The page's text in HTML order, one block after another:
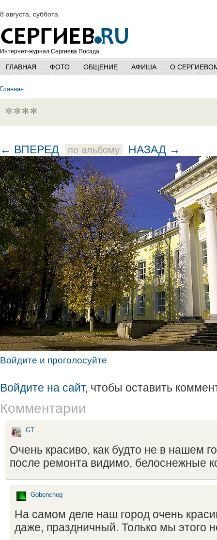
8 августа, суббота
Интернет-журнал Сергиева Посада
ГЛАВНАЯ ФОТО ОБЩЕНИЕ АФИША О
Главная
****
← ВПЕРЕД по альбому НАЗАД →
Войдите и проголосуйте
Войдите на сайт, чтобы оставить
Комментарии
GT
Очень красиво, как будто не в нашем
после ремонта видимо, белоснежные
Gobencheg
На самом деле наш город очень
даже, праздничный. Только мы этого